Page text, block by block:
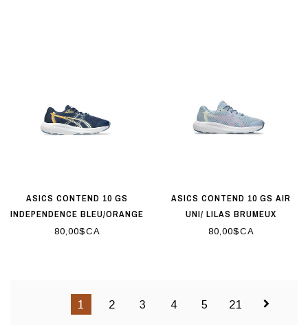
ASICS CONTEND 10 GS
INDEPENDENCE BLEU/ORANGE
LUEUR
80,00$CA
ASICS CONTEND 10 GS AIR
UNI/ LILAS BRUMEUX
80,00$CA
1 2 3 4 5 21